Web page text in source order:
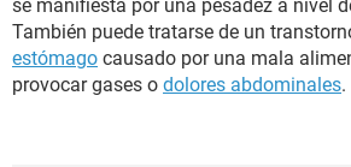
se manifiesta por una pesadez a nivel
También puede tratarse de un
estómago causado por una mala
provocar gases o dolores abdominales.